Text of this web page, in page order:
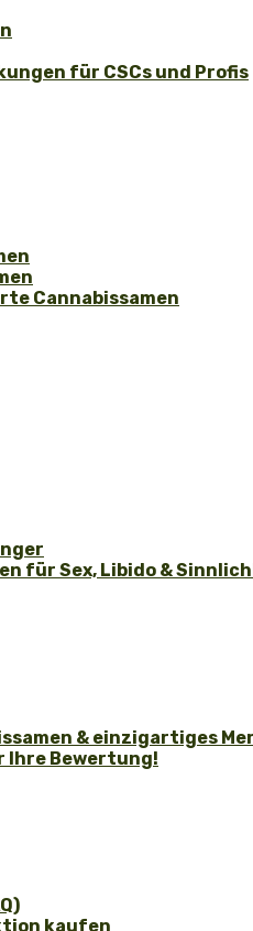
für CSCs und Profis
Cannabissamen
für Sex, Libido &
& einzigartiges
Ihre Bewertung!
kaufen